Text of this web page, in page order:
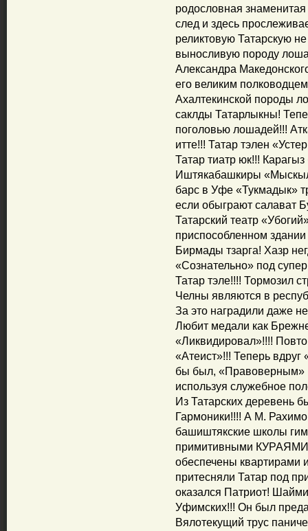
родословная
след и здесь
реликтовую Татарскую
выносливую породу
Александра
его великим
Ахалтекинской породы
саклды Татарлыкны!
поголовью лошадей!!!
итте!!! Татар тэлен
Татар тиатр юк!!!
Иштякабашкиры
барс в Уфе «Тукмадык»
если обыграют салават
Татарский театр
приспособленном
Бирмады тзарга! Хазр
«Сознательно» под
Татар тэле!!!! Тормозил
Челны являются в
За это наградили даже
Любит медали как
«Ликвидировал»!!!!
«Атеист»!!! Теперь
бы был, «Правоверным»
используя служебное
Из Татарских деревень
Гармоники!!!! А М.
башиштякские школы
примитивными
обеспечены квартирами
притесняли Татар под
оказался Патриот!
Уфимских!!! Он был
Вялотекущий трус